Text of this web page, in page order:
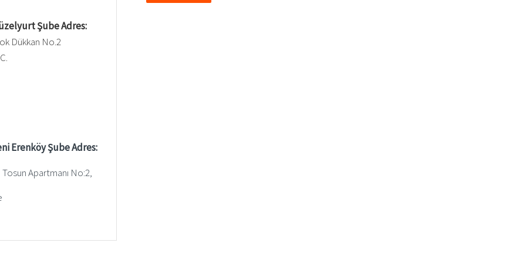
Şube Adres:
Dükkan No.2
Erenköy Şube Adres:
Apartmanı No:2,